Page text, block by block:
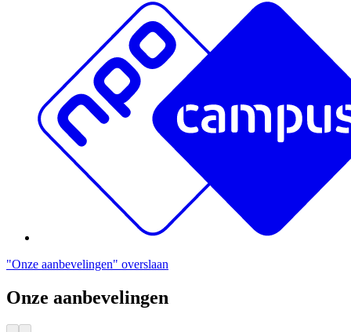
"Onze aanbevelingen" overslaan
Onze aanbevelingen